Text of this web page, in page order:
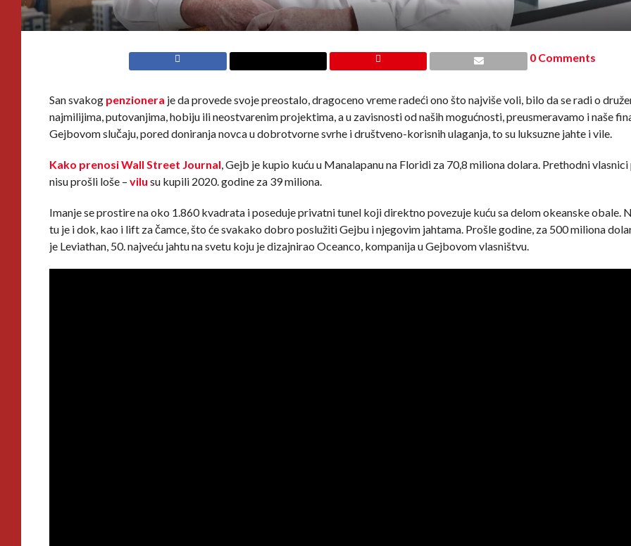
0 Comments
San svakog penzionera je da provede svoje preostalo, dragoceno vreme radeći ono što najviše voli, bilo da se radi o
najmilijima, putovanjima, hobiju ili neostvarenim projektima, a u zavisnosti od naših mogućnosti, preusmeravamo i naše
Gejbovom slučaju, pored doniranja novca u dobrotvorne svrhe i društveno-korisnih ulaganja, to su luksuzne jahte i vile.
Kako prenosi Wall Street Journal, Gejb je kupio kuću u Manalapanu na Floridi za 70,8 miliona dolara. Prethodni
nisu prošli loše –vilu su kupili 2020. godine za 39 miliona.
Imanje se prostire na oko 1.860 kvadrata i poseduje privatni tunel koji direktno povezuje kuću sa delom okeanske obale.
tu je i dok, kao i lift za čamce, što će svakako dobro poslužiti Gejbu i njegovim jahtama. Prošle godine, za 500 miliona
je Leviathan, 50. najveću jahtu na svetu koju je dizajnirao Oceanco, kompanija u Gejbovom vlasništvu.